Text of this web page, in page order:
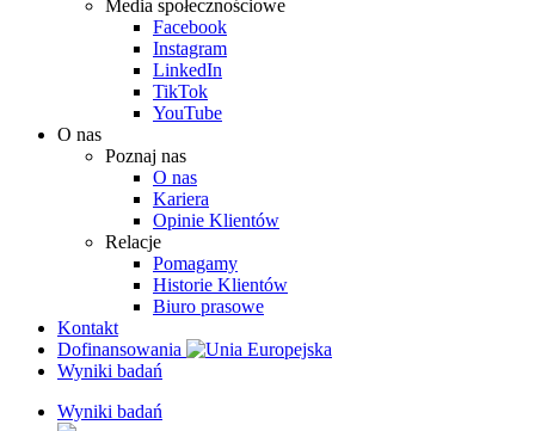
Media społecznościowe
Facebook
Instagram
LinkedIn
TikTok
YouTube
O nas
Poznaj nas
O nas
Kariera
Opinie Klientów
Relacje
Pomagamy
Historie Klientów
Biuro prasowe
Kontakt
Dofinansowania
Wyniki badań
Wyniki badań